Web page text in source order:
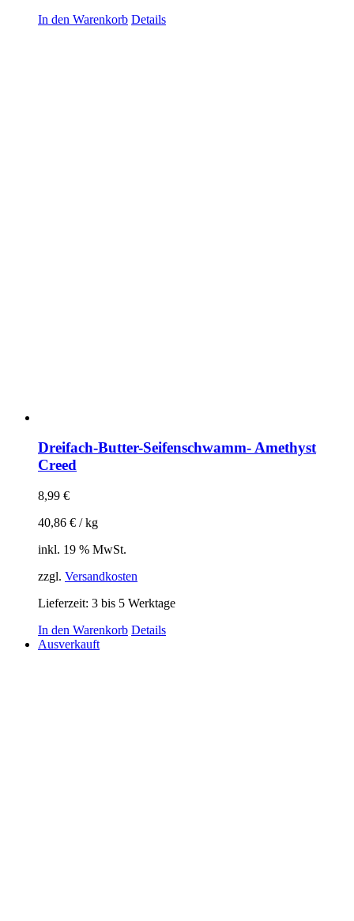
In den Warenkorb Details
Dreifach-Butter-Seifenschwamm- Amethyst
Creed
8,99 €
40,86 € /kg
inkl. 19 % MwSt.
zzgl. Versandkosten
Lieferzeit: 3 bis 5 Werktage
In den Warenkorb Details
Ausverkauft